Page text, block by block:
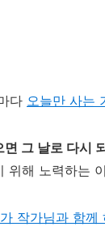
다 오늘만 사는
면 그 날로 다시
위해 노력하는
작가님과 함께